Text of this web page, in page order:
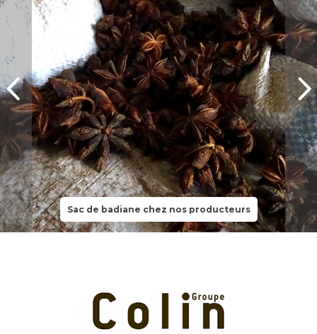
Sac de badiane chez nos producteurs